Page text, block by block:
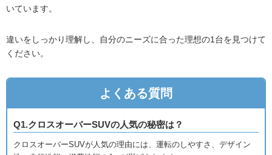
いています。
違いをしっかり理解し、自分のニーズに合った理想の1台を見つけて
ください。
よくある質問
Q1.クロスオーバーSUVの人気の秘密は？
クロスオーバーSUVが人気の理由には、運転のしやすさ、デザイン